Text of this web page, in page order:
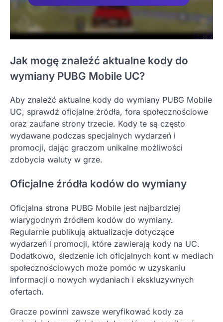
Jak mogę znaleźć aktualne kody do
wymiany PUBG Mobile UC?
Aby znaleźć aktualne kody do wymiany PUBG Mobile
UC, sprawdź oficjalne źródła, fora społecznościowe
oraz zaufane strony trzecie. Kody te są często
wydawane podczas specjalnych wydarzeń i
promocji, dając graczom unikalne możliwości
zdobycia waluty w grze.
Oficjalne źródła kodów do wymiany
Oficjalna strona PUBG Mobile jest najbardziej
wiarygodnym źródłem kodów do wymiany.
Regularnie publikują aktualizacje dotyczące
wydarzeń i promocji, które zawierają kody na UC.
Dodatkowo, śledzenie ich oficjalnych kont w mediach
społecznościowych może pomóc w uzyskaniu
informacji o nowych wydaniach i ekskluzywnych
ofertach.
Gracze powinni zawsze weryfikować kody za